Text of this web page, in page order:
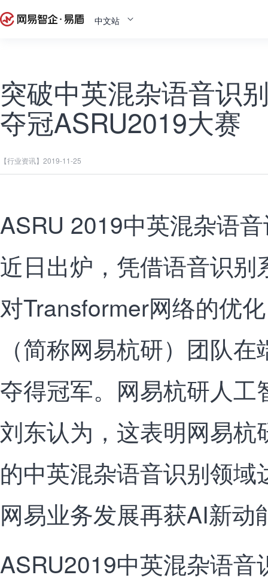
中文站
突破中英混杂语音识
夺冠ASRU2019大赛
【行业资讯】 2019-11-25
ASRU 2019中英混杂语
近日出炉，凭借语音识
对Transformer网络的优
（简称网易杭研）团队
夺得冠军。网易杭研人
刘东认为，这表明网易
的中英混杂语音识别领
网易业务发展再获AI新
ASRU2019中英混杂语音